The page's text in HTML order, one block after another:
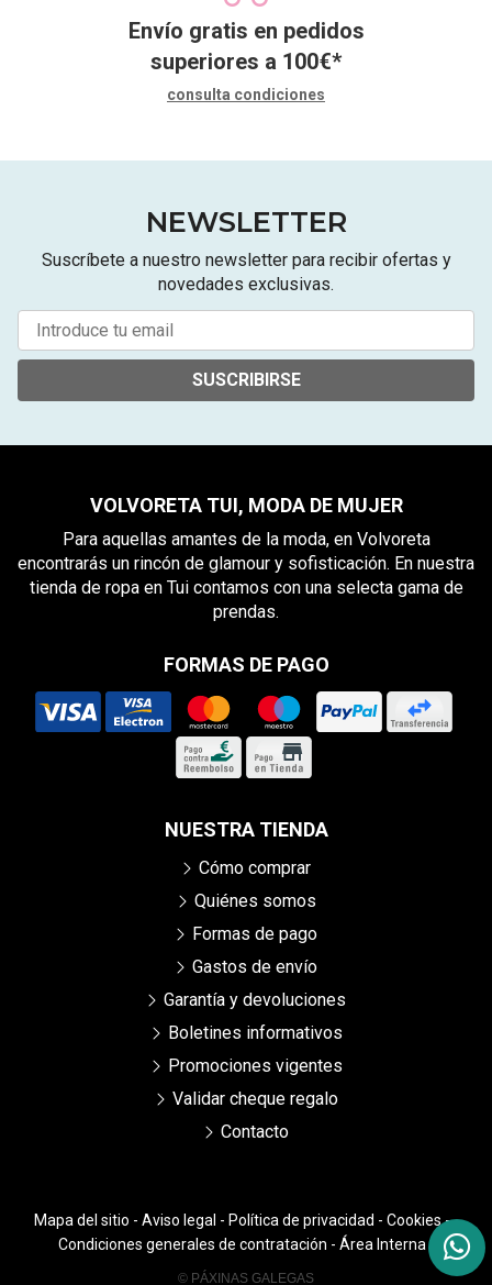
Envío gratis en pedidos
superiores a 100€*
consulta condiciones
NEWSLETTER
Suscríbete a nuestro newsletter para recibir ofertas y
novedades exclusivas.
SUSCRIBIRSE
VOLVORETA TUI, MODA DE MUJER
Para aquellas amantes de la moda, en Volvoreta
encontrarás un rincón de glamour y sofisticación. En nuestra
tienda de ropa en Tui contamos con una selecta gama de
prendas.
FORMAS DE PAGO
NUESTRA TIENDA
Cómo comprar
Quiénes somos
Formas de pago
Gastos de envío
Garantía y devoluciones
Boletines informativos
Promociones vigentes
Validar cheque regalo
Contacto
Mapa del sitio - Aviso legal - Política de privacidad - Cookies-
Condiciones generales de contratación - Área Interna
© PÁXINAS GALEGAS